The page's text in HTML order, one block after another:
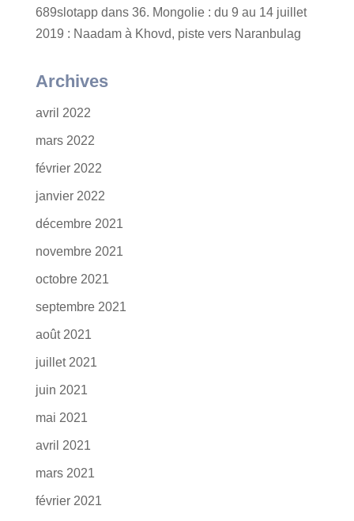
689slotappdans 36. Mongolie : du 9 au 14 juillet
2019 : Naadam à Khovd, piste vers Naranbulag
Archives
avril 2022
mars 2022
février 2022
janvier 2022
décembre 2021
novembre 2021
octobre 2021
septembre 2021
août 2021
juillet 2021
juin 2021
mai 2021
avril 2021
mars 2021
février 2021